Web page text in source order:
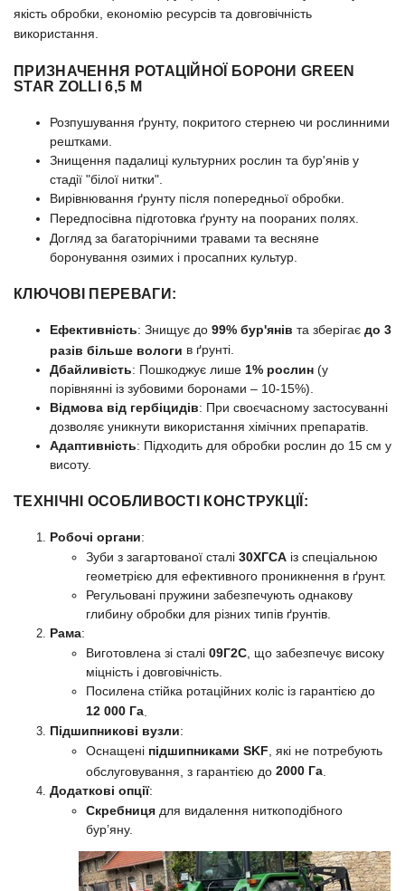
якість обробки, економію ресурсів та довговічність
використання.
ПРИЗНАЧЕННЯ РОТАЦІЙНОЇ БОРОНИ GREEN
STAR ZOLLI 6,5 М
Розпушування ґрунту, покритого стернею чи рослинними
рештками.
Знищення падалиці культурних рослин та бур'янів у
стадії "білої нитки".
Вирівнювання ґрунту після попередньої обробки.
Передпосівна підготовка ґрунту на поораних полях.
Догляд за багаторічними травами та весняне
боронування озимих і просапних культур.
КЛЮЧОВІ ПЕРЕВАГИ:
Ефективність: Знищує до 99% бур'янів та зберігає до 3
разів більше вологи в ґрунті.
Дбайливість: Пошкоджує лише 1% рослин (у
порівнянні із зубовими боронами – 10-15%).
Відмова від гербіцидів: При своєчасному застосуванні
дозволяє уникнути використання хімічних препаратів.
Адаптивність: Підходить для обробки рослин до 15 см у
висоту.
ТЕХНІЧНІ ОСОБЛИВОСТІ КОНСТРУКЦІЇ:
Робочі органи:
Зуби з загартованої сталі 30ХГСА із спеціальною
геометрією для ефективного проникнення в ґрунт.
Регульовані пружини забезпечують однакову
глибину обробки для різних типів ґрунтів.
Рама:
Виготовлена зі сталі 09Г2С , що забезпечує високу
міцність і довговічність.
Посилена стійка ротаційних коліс із гарантією до
12 000 Га
Підшипникові вузли:
Оснащені підшипниками SKF , які не потребують
обслуговування, з гарантією до 2000 Га
Додаткові опції:
Скребниця для видалення ниткоподібного
бур’яну.